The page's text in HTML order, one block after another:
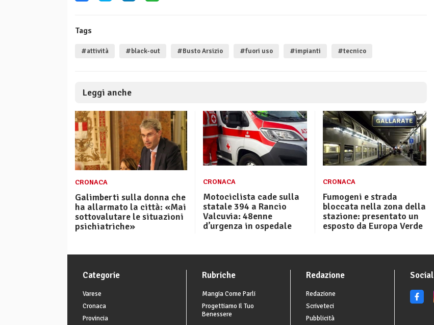
Tags
#attività #black-out #Busto Arsizio #fuori uso #impianti #tecnico
Leggi anche
CRONACA
Galimberti sulla donna che
ha allarmato la città: «Mai
sottovalutare le situazioni
psichiatriche»
CRONACA
Motociclista cade sulla
statale 394 a Rancio
Valcuvia: 48enne
d’urgenza in ospedale
CRONACA
Fumogeni e strada
bloccata nella zona della
stazione: presentato un
esposto da Europa Verde
Categorie
Varese
Cronaca
Provincia
Rubriche
Mangia Come Parli
Progettiamo Il Tuo
Benessere
Redazione
Redazione
Scriveteci
Pubblicità
Social